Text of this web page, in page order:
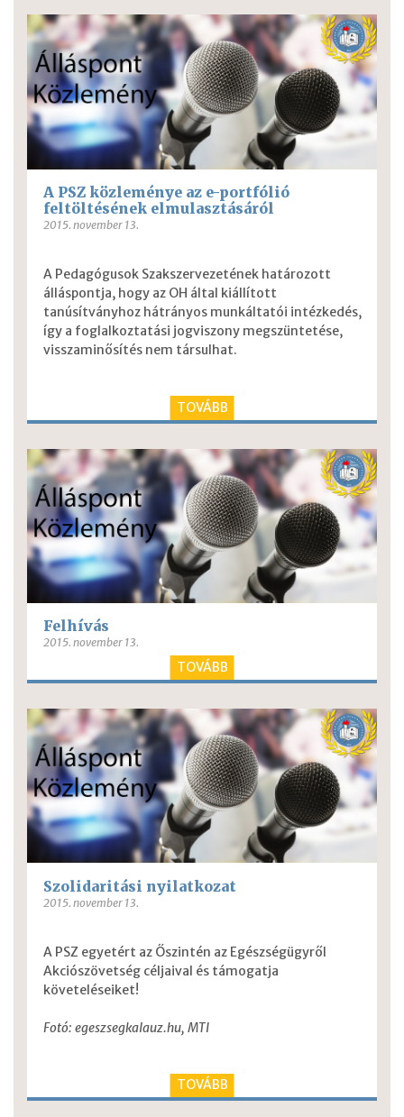
A PSZ közleménye az e-portfólió
feltöltésének elmulasztásáról
2015. november 13.
A Pedagógusok Szakszervezetének határozott
álláspontja, hogy az OH által kiállított
tanúsítványhoz hátrányos munkáltatói intézkedés,
így a foglalkoztatási jogviszony megszüntetése,
visszaminősítés nem társulhat.
TOVÁBB
Felhívás
2015. november 13.
TOVÁBB
Szolidaritási nyilatkozat
2015. november 13.
A PSZ egyetért az Őszintén az Egészségügyről
Akciószövetség céljaival és támogatja
követeléseiket!
Fotó: egeszsegkalauz.hu, MTI
TOVÁBB